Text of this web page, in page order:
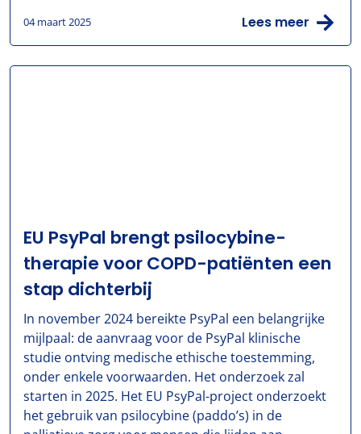
04 maart 2025 Lees meer
EU PsyPal brengt psilocybine-
therapie voor COPD-patiënten een
stap dichterbij
In november 2024 bereikte PsyPal een belangrijke
mijlpaal: de aanvraag voor de PsyPal klinische
studie ontving medische ethische toestemming,
onder enkele voorwaarden. Het onderzoek zal
starten in 2025. Het EU PsyPal-project onderzoekt
het gebruik van psilocybine (paddo’s) in de